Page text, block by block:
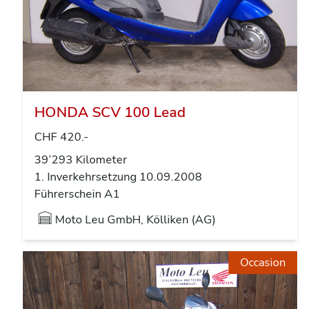
HONDA SCV 100 Lead
CHF 420.-
39’293 Kilometer
1. Inverkehrsetzung 10.09.2008
Führerschein A1
Moto Leu GmbH, Kölliken (AG)
Occasion